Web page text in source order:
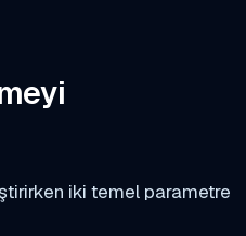
iki temel parametre